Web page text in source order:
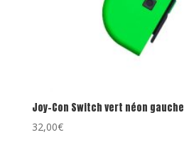
Joy-Con Switch vert néon gauche
32,00€